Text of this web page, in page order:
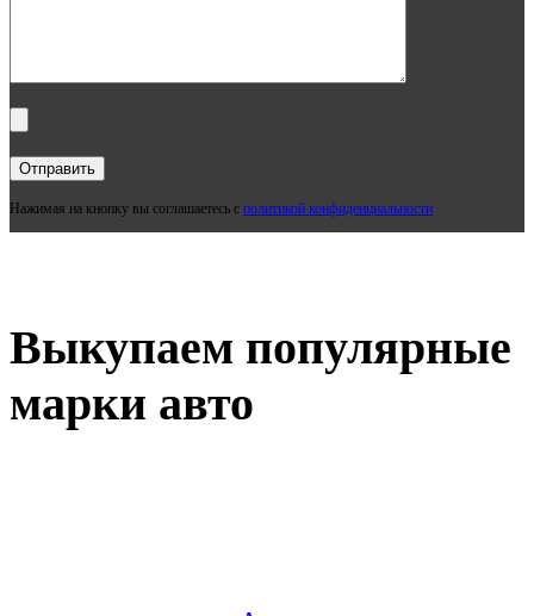
Нажимая на кнопку вы соглашаетесь с политикой конфиденциальности
Выкупаем популярные
марки авто